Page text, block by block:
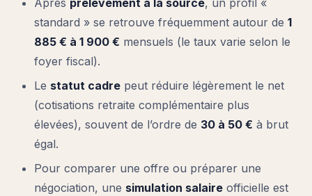
Après prélèvement à la source, un profil «
standard » se retrouve fréquemment autour de 1
885 € à 1 900 € mensuels (le taux varie selon le
foyer fiscal).
Le statut cadrepeut réduire légèrement le net
(cotisations retraite complémentaire plus
élevées), souvent de l’ordre de 30 à 50 € à brut
égal.
Pour comparer une offre ou préparer une
négociation, une simulation salaireofficielle est